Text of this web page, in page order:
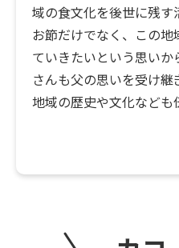
域の食文化を後世に残す
お節だけでなく、この
ていきたいという思い
さんも父の思いを受け継
地域の歴史や文化なども